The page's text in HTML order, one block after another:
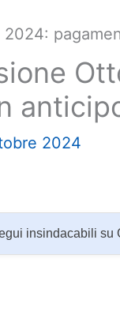
2024
insindacabili su